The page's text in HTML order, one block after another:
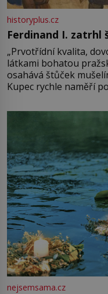
historyplus.cz
Ferdinand I. zatrhl
„Prvotřídní kvalita,
látkami bohatou
osahává štůček
Kupec rychle naměří
milostpaní. Stačí
množství růžového
Vezme do ruky
nejsemsama.cz